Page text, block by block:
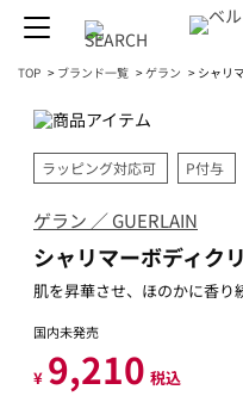
TOP > ブランド一覧 >ゲラン > シャリ
ラッピング対応可 P付与
ゲラン ／ GUERLAIN
シャリマーボディ
肌を昇華させ、ほのかに香り
国内未発売
¥ 9,210 税込